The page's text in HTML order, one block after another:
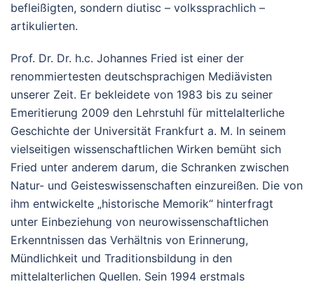
befleißigten, sondern diutisc – volkssprachlich –
artikulierten.
Prof. Dr. Dr. h.c. Johannes Fried ist einer der
renommiertesten deutschsprachigen Mediävisten
unserer Zeit. Er bekleidete von 1983 bis zu seiner
Emeritierung 2009 den Lehrstuhl für mittelalterliche
Geschichte der Universität Frankfurt a. M. In seinem
vielseitigen wissenschaftlichen Wirken bemüht sich
Fried unter anderem darum, die Schranken zwischen
Natur- und Geisteswissenschaften einzureißen. Die von
ihm entwickelte „historische Memorik“ hinterfragt
unter Einbeziehung von neurowissenschaftlichen
Erkenntnissen das Verhältnis von Erinnerung,
Mündlichkeit und Traditionsbildung in den
mittelalterlichen Quellen. Sein 1994 erstmals